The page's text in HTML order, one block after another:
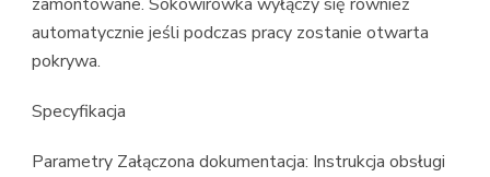
automatycznie jeśli podczas pracy zostanie otwarta
pokrywa.
Specyfikacja
Parametry Załączona dokumentacja: Instrukcja obsługi